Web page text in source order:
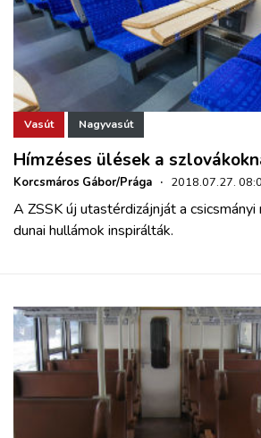
Vasút Nagyvasút
Hímzéses ülések a
Korcsmáros Gábor/Prága · 2018.07.27.
A ZSSK új utastérdizájnját a
dunai hullámok inspirálták.